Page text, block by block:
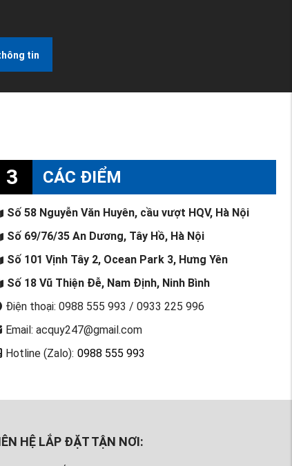
tin
3 CÁC ĐIỂM
Số 58 Nguyễn Văn Huyên, cầu vượt HQV, Hà Nội
Số 69/76/35 An Dương, Tây Hồ, Hà Nội
Số 101 Vịnh Tây 2, Ocean Park 3, Hưng Yên
Số 18 Vũ Thiện Đễ, Nam Định, Ninh Bình
Điện thoại: 0988 555 993 / 0933 225 996
Email: acquy247@gmail.com
Hotline (Zalo): 0988 555 993
HỆ LẮP ĐẶT TẬN NƠI: